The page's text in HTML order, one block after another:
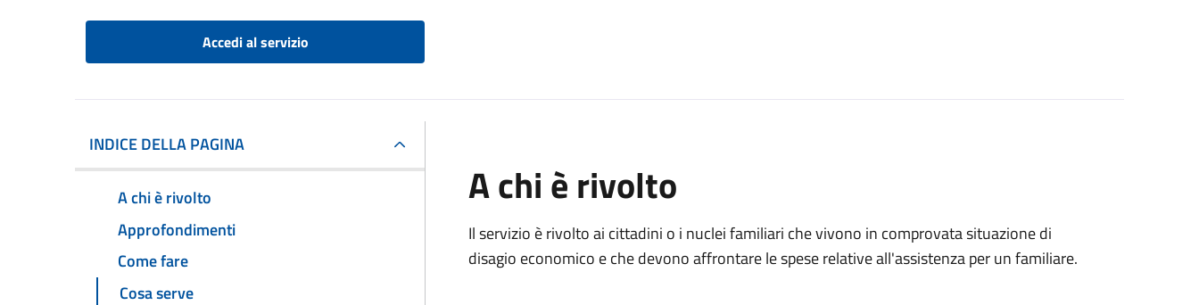
Accedi al servizio
INDICE DELLA PAGINA
A chi è rivolto
Approfondimenti
Come fare
Cosa serve
A chi è rivolto
Il servizio è rivolto ai cittadini o i nuclei familiari che vivono in comprovata situazione di
disagio economico e che devono affrontare le spese relative all'assistenza per un familiare.